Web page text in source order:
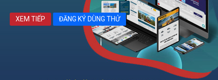
XEM TIẾP ĐĂNG KÝ DÙNG THỬ